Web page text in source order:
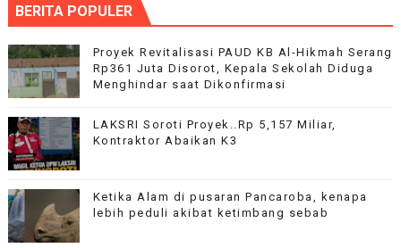
BERITA POPULER
Proyek Revitalisasi PAUD KB Al-Hikmah Serang
Rp361 Juta Disorot, Kepala Sekolah Diduga
Menghindar saat Dikonfirmasi
LAKSRI Soroti Proyek..Rp 5,157 Miliar,
Kontraktor Abaikan K3
Ketika Alam di pusaran Pancaroba, kenapa
lebih peduli akibat ketimbang sebab